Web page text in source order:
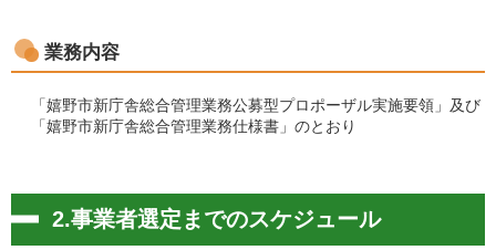
業務内容
「嬉野市新庁舎総合管理業務公募型プロポーザル実施要領」及び
「嬉野市新庁舎総合管理業務仕様書」のとおり
2.事業者選定までのスケジュール